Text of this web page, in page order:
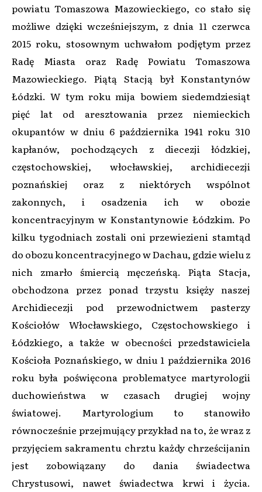
powiatu Tomaszowa Mazowieckiego, co stało się
możliwe dzięki wcześniejszym, z dnia 11 czerwca
2015 roku, stosownym uchwałom podjętym przez
Radę Miasta oraz Radę Powiatu Tomaszowa
Mazowieckiego. Piątą Stacją był Konstantynów
Łódzki. W tym roku mija bowiem siedemdziesiąt
pięć lat od aresztowania przez niemieckich
okupantów w dniu 6 października 1941 roku 310
kapłanów, pochodzących z diecezji łódzkiej,
częstochowskiej, włocławskiej, archidiecezji
poznańskiej oraz z niektórych wspólnot
zakonnych, i osadzenia ich w obozie
koncentracyjnym w Konstantynowie Łódzkim. Po
kilku tygodniach zostali oni przewiezieni stamtąd
do obozu koncentracyjnego w Dachau, gdzie wielu z
nich zmarło śmiercią męczeńską. Piąta Stacja,
obchodzona przez ponad trzystu księży naszej
Archidiecezji pod przewodnictwem pasterzy
Kościołów Włocławskiego, Częstochowskiego i
Łódzkiego, a także w obecności przedstawiciela
Kościoła Poznańskiego, w dniu 1 października 2016
roku była poświęcona problematyce martyrologii
duchowieństwa w czasach drugiej wojny
światowej. Martyrologium to stanowiło
równocześnie przejmujący przykład na to, że wraz z
przyjęciem sakramentu chrztu każdy chrześcijanin
jest zobowiązany do dania świadectwa
Chrystusowi, nawet świadectwa krwi i życia.